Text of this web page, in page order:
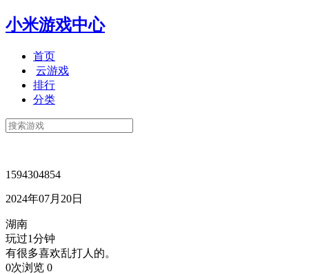
小米游戏中心
首页
云游戏
排行
分类
1594304854
2024年07月20日
湖南
玩过1分钟
有很多喜欢乱打人的。
0次浏览 0